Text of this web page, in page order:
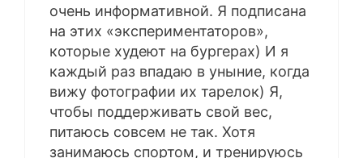
очень информативной. Я подписана
на этих «экспериментаторов»,
которые худеют на бургерах) И я
каждый раз впадаю в уныние, когда
вижу фотографии их тарелок) Я,
чтобы поддерживать свой вес,
питаюсь совсем не так. Хотя
занимаюсь спортом, и тренируюсь